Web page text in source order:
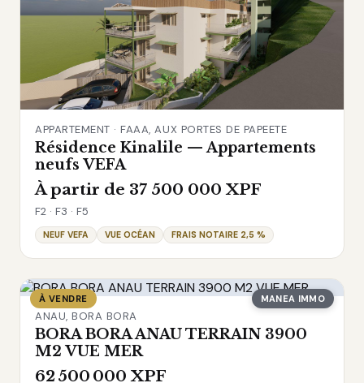
APPARTEMENT · FAAA, AUX PORTES DE PAPEETE
Résidence Kinalile — Appartements
neufs VEFA
À partir de 37 500 000 XPF
F2 · F3 · F5
NEUF VEFA VUE OCÉAN FRAIS NOTAIRE 2,5 %
À VENDRE MANEA IMMO
ANAU, BORA BORA
BORA BORA ANAU TERRAIN 3900
M2 VUE MER
62 500 000 XPF